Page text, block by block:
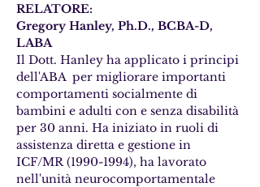
RELATORE:
Gregory Hanley, Ph.D., BCBA-D,
LABA
Il Dott. Hanley ha applicato i principi
dell'ABA  per migliorare importanti
comportamenti socialmente di
bambini e adulti con e senza disabilità
per 30 anni. Ha iniziato in ruoli di
assistenza diretta e gestione in
ICF/MR (1990-1994), ha lavorato
nell'unità neurocomportamentale